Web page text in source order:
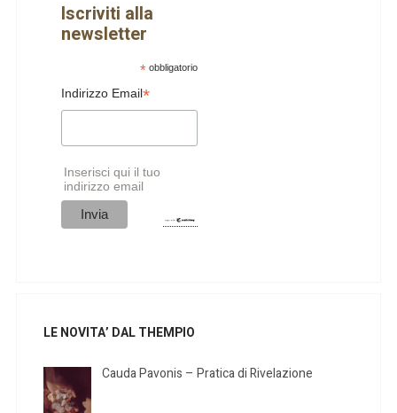
Iscriviti alla
newsletter
*obbligatorio
Indirizzo Email*
Inserisci qui il tuo
indirizzo email
LE NOVITA’ DAL THEMPIO
Cauda Pavonis – Pratica di Rivelazione